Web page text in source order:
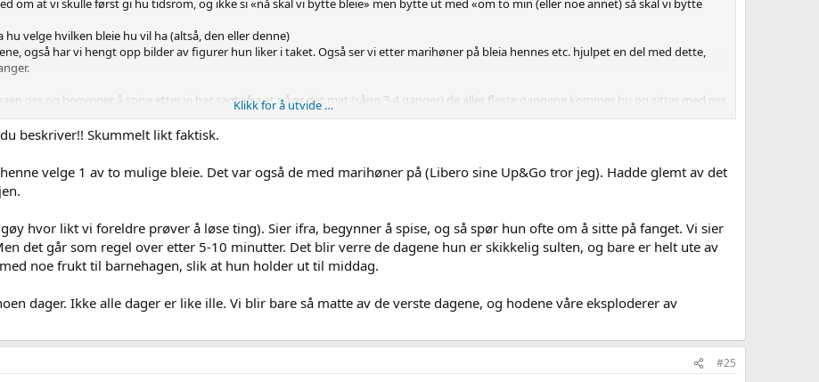
velge hvilken bleie hu vil ha (altså, den eller denne)
også har vi hengt opp bilder av figurer hun liker i taket. Også ser vi etter marihøner på bleia hennes etc. hjulpet en del med dette,
oss og begynner å spise etter vi har sagt i fra at nå er det mat (sånn 3-4 ganger) de aller fleste gangene kommer hu og sitter med oss
Klikk for å utvide …
beskriver!! Skummelt likt faktisk.
velge 1 av to mulige bleie. Det var også de med marihøner på (Libero sine Up&Go tror jeg). Hadde glemt av det
hvor likt vi foreldre prøver å løse ting). Sier ifra, begynner å spise, og så spør hun ofte om å sitte på fanget. Vi sier
det går som regel over etter 5-10 minutter. Det blir verre de dagene hun er skikkelig sulten, og bare er helt ute av
noe frukt til barnehagen, slik at hun holder ut til middag.
dager. Ikke alle dager er like ille. Vi blir bare så matte av de verste dagene, og hodene våre eksploderer av
#25